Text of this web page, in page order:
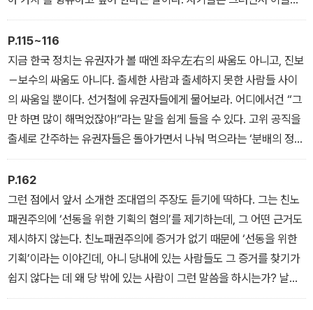
호남에 대해서만 전혀 다른 잣대를 들이댄다. 이들은 호남 민중의 욕
망을 부정하는 게 아니라, 썩어 빠진 호남 엘리트를 공격하는 것인데
왜 그러느냐고 항변한다. 「‘서울 제국주의’에 찌든 진보 좌파」
P.115~116
지금 한국 정치는 유권자가 볼 때엔 좌우左右의 싸움도 아니고, 진보
－보수의 싸움도 아니다. 출세한 사람과 출세하지 못한 사람들 사이
의 싸움일 뿐이다. 선거철에 유권자들에게 물어보라. 어디에서건 “그
만 하면 많이 해먹었잖아!”라는 말을 쉽게 들을 수 있다. 고위 공직을
출세로 간주하는 유권자들은 돌아가면서 나눠 먹으라는 ‘분배의 정
의’에 투철하다. 선거 때마다 ‘물갈이’가 대폭 이루어지면 언론과 지식
인들은 그럴듯한 분석을 내놓지만, 물갈이의 주요 원인은 정치인과
고위 공직자는 자신의 출세욕 충족을 위해 국민을 뜯어먹고 사는 사
람들이라고 보는 유권자들의 시각이다. 「“도둑놈들 사이에서도 분배
의 정의가 필요하다”」
P.162
그런 점에서 앞서 소개한 조대엽의 주장도 듣기에 딱하다. 그는 친노
패권주의에 ‘선동을 위한 기획의 혐의’를 제기하는데, 그 어떤 근거도
제시하지 않는다. 친노패권주의에 증거가 없기 때문에 ‘선동을 위한
기획’이라는 이야긴데, 아니 당내에 있는 사람들도 그 증거를 찾기가
쉽지 않다는 데 왜 당 밖에 있는 사람이 그런 말씀을 하시는가? 날만
새면 친노패권주의를 지탄하는 종편 TV의 어디에서도 구체적인 친